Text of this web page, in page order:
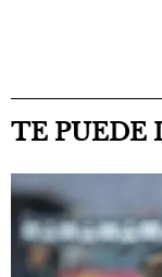
TE PUEDE